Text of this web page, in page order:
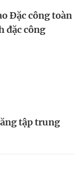
Đặc công toàn
đặc công
tập trung